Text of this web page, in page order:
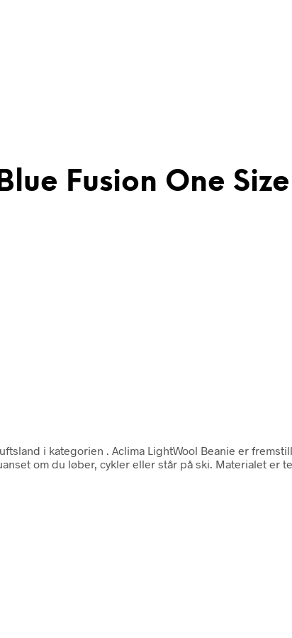
Fusion One Size
i kategorien
. Aclima LightWool Beanie er
om du løber, cykler eller står på ski. Materialet er